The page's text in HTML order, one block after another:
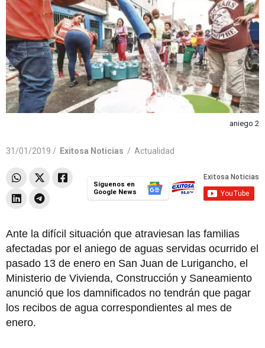
aniego 2
31/01/2019 / Exitosa Noticias / Actualidad
Síguenos en
Google News
Ante la difícil situación que atraviesan las familias
afectadas por el aniego de aguas servidas ocurrido el
pasado 13 de enero en San Juan de Lurigancho, el
Ministerio de Vivienda, Construcción y Saneamiento
anunció que los damnificados no tendrán que pagar
los recibos de agua correspondientes al mes de
enero.